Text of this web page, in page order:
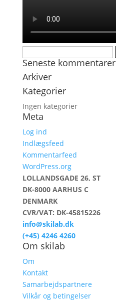
efter:
Seneste kommentarer
Arkiver
Kategorier
Ingen kategorier
Meta
Log ind
Indlægsfeed
Kommentarfeed
WordPress.org
LOLLANDSGADE 26, ST
DK-8000 AARHUS C
DENMARK
CVR/VAT: DK-45815226
info@skilab.dk
(+45) 4246 4260
Om skilab
Om
Kontakt
Samarbejdspartnere
Vilkår og betingelser